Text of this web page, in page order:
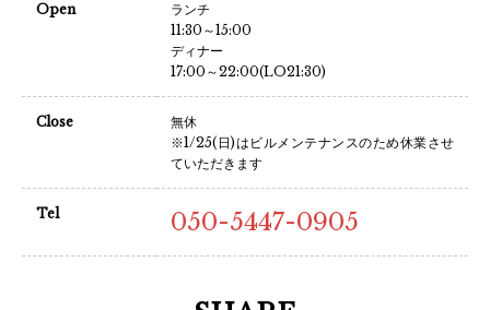
Open
ランチ
11:30～15:00
ディナー
17:00～22:00(LO21:30)
Close
無休
※1/25(日)はビルメンテナンスのため休業させ
ていただきます
Tel 050-5447-0905